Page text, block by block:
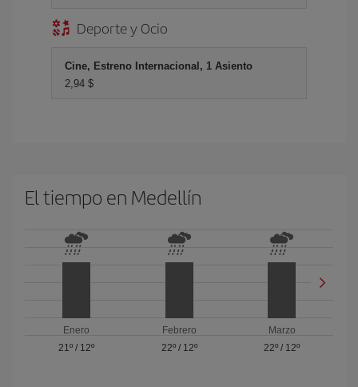
Deporte y Ocio
Cine, Estreno Internacional, 1 Asiento
2,94 $
El tiempo en Medellín
Enero
21º/ 12º
Febrero
22º/ 12º
Marzo
22º / 12º